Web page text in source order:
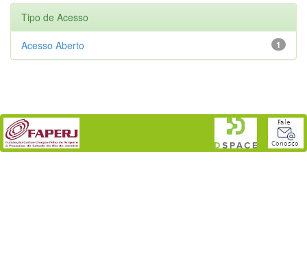
Tipo de Acesso
1
Acesso Aberto